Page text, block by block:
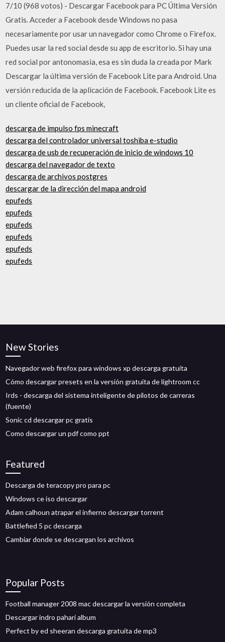
7/10 (968 votos) - Descargar Facebook para PC Última Versión
Gratis. Acceder a Facebook desde Windows no pasa
necesariamente por usar un navegador como Chrome o Firefox.
Puedes usar la red social desde su app de escritorio. Si hay una
red social por antonomasia, esa es sin duda la creada por Mark
Descargar la última versión de Facebook Lite para Android. Una
versión reducida de la aplicación de Facebook. Facebook Lite es
un cliente oficial de Facebook,
descarga de impulso fps minecraft
descarga del controlador universal toshiba e-studio
descarga de usb de recuperación de inicio de windows 10
descarga del navegador de texto
descarga de archivos postgres
descargar de la dirección del mapa android
epufeds
epufeds
epufeds
epufeds
epufeds
epufeds
New Stories
Navegador web firefox para windows xp descarga gratuita
Cómo descargar presets en la versión gratuita de lightroom cc
Irds - descarga del sistema inteligente de pilotos de carreras
(fuente)
Sonic cd descargar pc gratis
Como descargar un pdf como ppt
Featured
Descarga de teracopy pro para pc
Windows ce iso descargar
Adam calhoun atrapar el infierno descargar torrent
Battlefied 5 pc descarga
Cambiar donde se descargan los archivos
Popular Posts
Football manager 2008 mac descargar la versión completa
Descargar indro pahari album
Perfect by ed sheeran descarga gratuita de mp3